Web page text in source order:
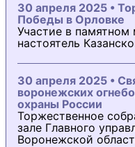
30 апреля 2025 •
Победы в Орловке
Участие в
настоятель
30 апреля 2025 •
воронежских
охраны России
Торжественное
зале Главного
Воронежской